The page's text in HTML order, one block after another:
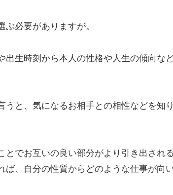
必要がありますが。
出生時刻から本人の性格や人生の傾向な
うと、気になるお相手との相性などを知
でお互いの良い部分がより引き出され
ば、自分の性質からどのような仕事が向